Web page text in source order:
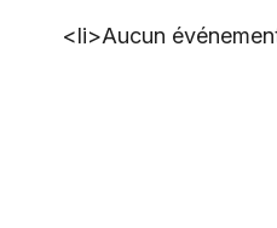
<li>Aucun